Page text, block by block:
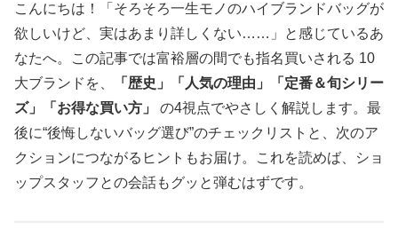
こんにちは！「そろそろ一生モノのハイブランドバッグが
欲しいけど、実はあまり詳しくない……」と感じているあ
なたへ。この記事では富裕層の間でも指名買いされる 10
大ブランドを、
「歴史」「人気の理由」「定番＆旬シリー
ズ」「お得な買い方」
の4視点でやさしく解説します。最
後に“後悔しないバッグ選び”のチェックリストと、次のア
クションにつながるヒントもお届け。これを読めば、ショ
ップスタッフとの会話もグッと弾むはずです。